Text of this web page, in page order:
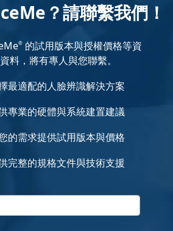
？請聯繫我們！
® 的試用版本與授權價格等資
料，將有專人與您聯繫。
最適配的人臉辨識解決方案
專業的硬體與系統建置建議
的需求提供試用版本與價格
完整的規格文件與技術支援